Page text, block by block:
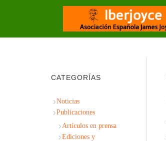
CATEGORÍAS
Noticias
Publicaciones
Artículos en prensa
Ediciones y